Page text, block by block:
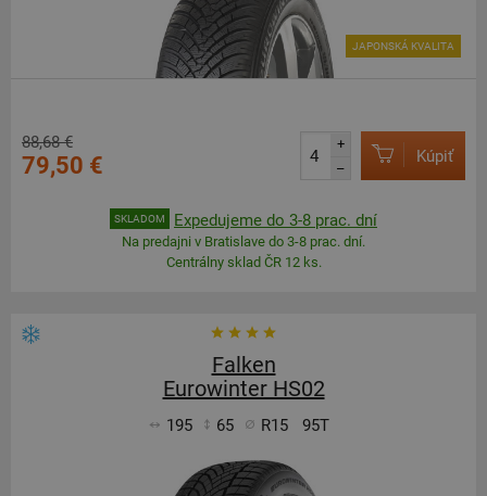
JAPONSKÁ KVALITA
88,68 €
79,50 €
+
–
Kúpiť
SKLADOM Expedujeme do 3-8 prac. dní
Na predajni v Bratislave do 3-8 prac. dní.
Centrálny sklad ČR 12 ks.
Falken
Eurowinter HS02
195 65 R15 95T